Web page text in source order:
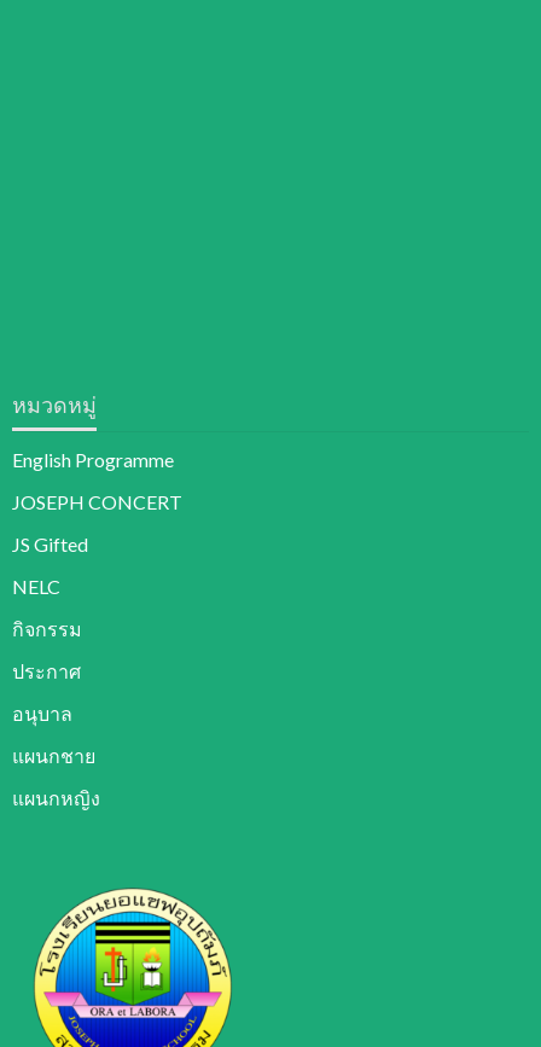
หมวดหมู่
English Programme
JOSEPH CONCERT
JS Gifted
NELC
กิจกรรม
ประกาศ
อนุบาล
แผนกชาย
แผนกหญิง